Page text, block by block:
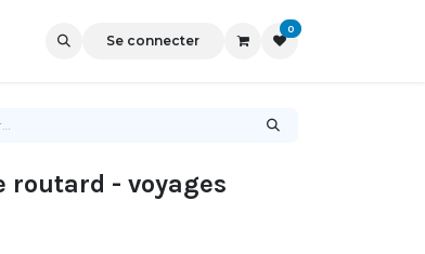
Se connecter
0
routard - voyages